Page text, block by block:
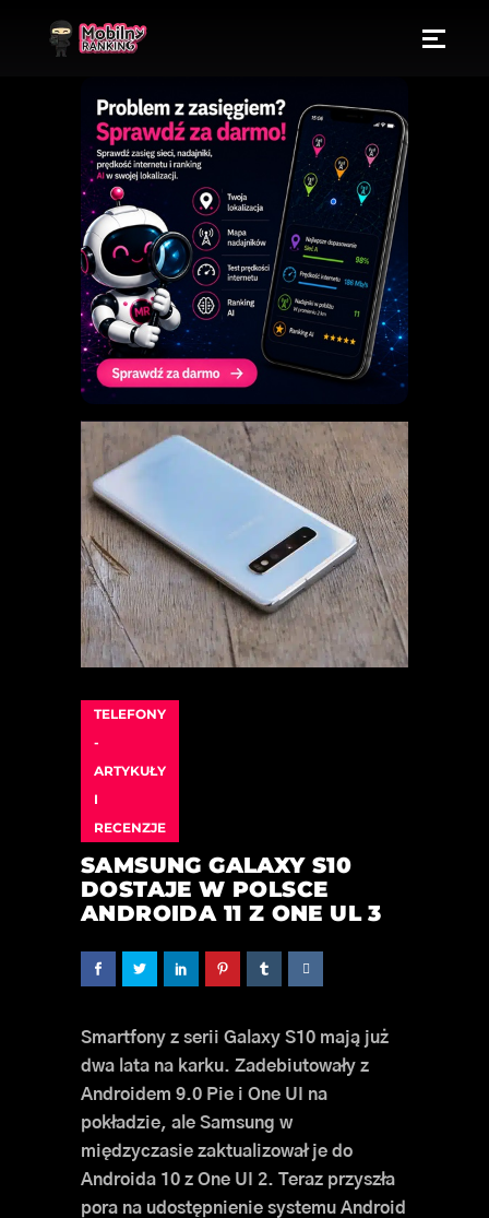
TELEFONY
-
ARTYKUŁY
I
RECENZJE
SAMSUNG GALAXY S10
DOSTAJE W POLSCE
ANDROIDA 11 Z ONE UL 3
Smartfony z serii Galaxy S10 mają już
dwa lata na karku. Zadebiutowały z
Androidem 9.0 Pie i One UI na
pokładzie, ale Samsung w
międzyczasie zaktualizował je do
Androida 10 z One UI 2. Teraz przyszła
pora na udostępnienie systemu Android